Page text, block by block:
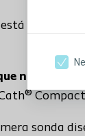
nadie la
Compact
sonda